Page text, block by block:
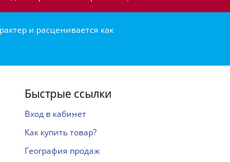
и расценивается как
Быстрые ссылки
Вход в кабинет
Как купить товар?
География продаж